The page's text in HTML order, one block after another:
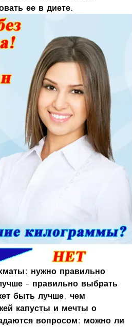
ее в диете.
нужно правильно
- правильно выбрать
быть лучше, чем
капусты и мечты о
вопросом: можно ли